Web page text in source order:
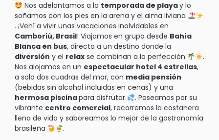
Nos adelantamos a la temporada de playay lo
soñamos con los pies en la arena y el alma liviana
. ¡Vení a vivir unas vacaciones inolvidables en
Camboriú, Brasil! Viajamos en grupo desde Bahía
Blanca en bus, directo a un destino donde la
diversión y el relax se combinan a la perfección
.
Nos alojamos en un espectacular hotel 4 estrellas,
a solo dos cuadras del mar, con media pensión
(bebidas sin alcohol incluidas en cenas) y una
hermosa piscinapara disfrutar
. Paseamos por su
vibrante centro comercial, recorremos la costanera
llena de vida y saboreamos lo mejor de la gastronomía
brasileña
.